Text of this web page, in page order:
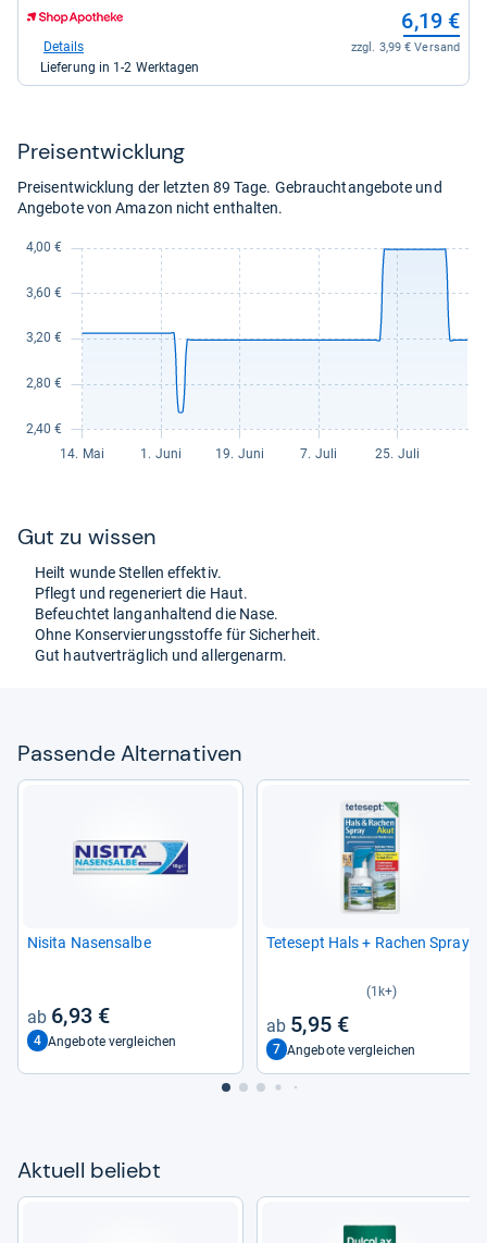
kaufen.
zum
Shop:
Shop
kaufen.
6,19 €
zzgl. 3,99 € Versand
Details
Lieferung in 1-2 Werktagen
Preis­ent­wick­lung
Preisentwicklung der letzten 89 Tage. Gebrauchtangebote und
Angebote von Amazon nicht enthalten.
Gut zu wis­sen
Heilt wunde Stel­len effek­tiv.
Pflegt und rege­ne­riert die Haut.
Befeuch­tet lan­gan­hal­tend die Nase.
Ohne Kon­ser­vie­rungs­stoffe für Sicher­heit.
Gut haut­ver­träg­lich und all­er­gen­arm.
Pas­sende Alter­na­ti­ven
Nisita Nasen­salbe
6,93 €
4 Angebote vergleichen
Tete­sept Hals + Rachen Spray
(1k+)
5,95 €
7 Angebote vergleichen
Aktu­ell beliebt